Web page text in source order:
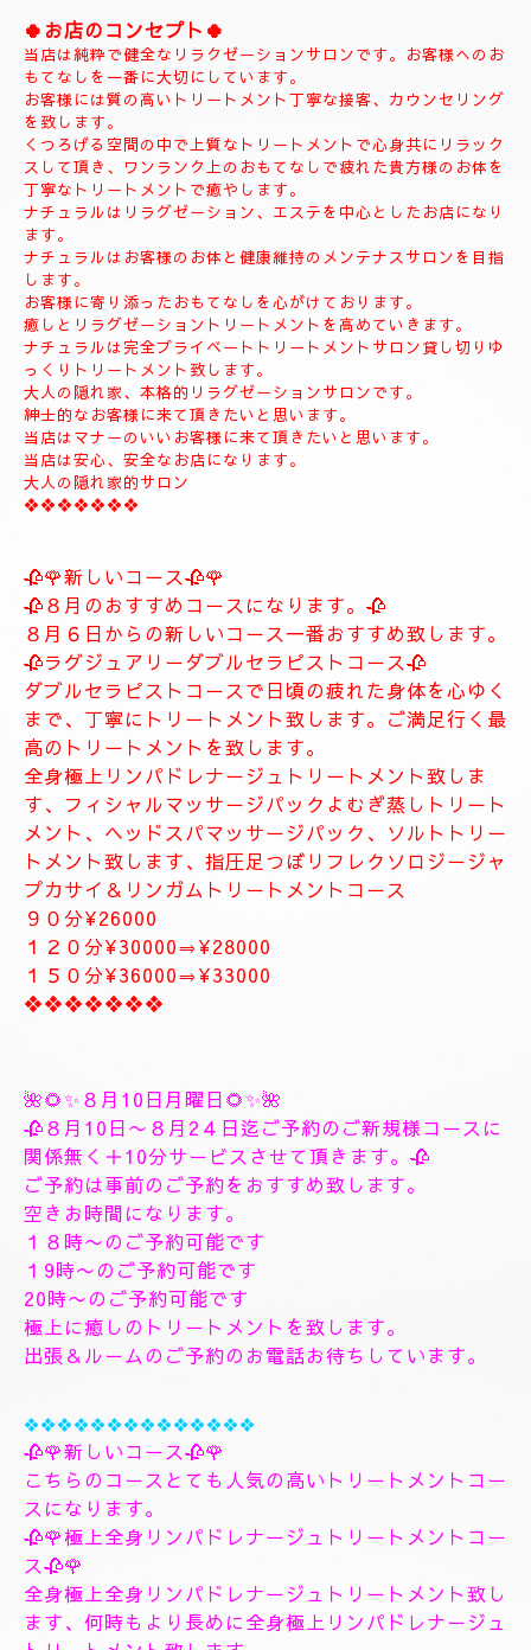
📱初めての方はお電話お願い致します。📱
(ご新規様)
◆お名前
◆希望コース
◆希望のお時間
📱😊ご予約のお客様のみ24時間SMSご予約可能でございます。
お名前、希望コース、希望お時間を必ず入れてメールください。
お客様、SMSのご予約、お問い合わせの遅いお時間のメールは全
て次の朝にメール致します。
当店は現金のみになります。
クレジットカードは使えません。
❖❖❖❖❖❖❖❖❖❖❖❖❖❖
🍀お店のコンセプト🍀
当店は純粋で健全なリラクゼーションサロンです。お客様へのお
もてなしを一番に大切にしています。
お客様には質の高いトリートメント丁寧な接客、カウンセリング
を致します。
くつろげる空間の中で上質なトリートメントで心身共にリラック
スして頂き、ワンランク上のおもてなしで疲れた貴方様のお体を
丁寧なトリートメントで癒やします。
ナチュラルはお客様のお体と健康維持のメンテナスサロンを目指
します。
お客様に寄り添ったおもてなしを心がけております。
癒しとリラグゼーショントリートメントを高めていきます。
ナチュラルは完全プライベートトリートメントサロン貸し切りゆ
っくりトリートメント致します。
大人の隠れ家、本格的リラグゼーションサロンです。
紳士的なお客様に来て頂きたいと思います。
当店はマナーのいいお客様に来て頂きたいと思います。
当店は安心、安全なお店になります。
大人の隠れ家的サロン
❖❖❖❖❖❖❖
🥀🌹新しいコース🥀🌹
🥀８月のおすすめコースになります。🥀
８月６日からの新しいコース一番おすすめ致します。
🥀ラグジュアリーダブルセラピストコース🥀
ダブルセラピストコースで日頃の疲れた身体を心ゆく
全身極上リンパドレナージュトリートメント致しま
す、フィシャルマッサージパックよむぎ蒸しトリート
メント、ヘッドスパマッサージパック、ソルトトリー
トメント致します、指圧足つぼリフレクソロジージャ
プカサイ＆リンガムトリートメントコース
９０分¥26000
１２０分¥30000⇒¥28000
１５０分¥36000⇒¥33000
❖❖❖❖❖❖❖
🌺🌻✨８月10日月曜日🌻✨🌺
🥀８月10日〜８月2４日迄ご予約のご新規様コースに
関係無く＋10分サービスさせて頂きます。🥀
ご予約は事前のご予約をおすすめ致します。
空きお時間になります。
１８時〜のご予約可能です
１9時〜のご予約可能です
20時〜のご予約可能です